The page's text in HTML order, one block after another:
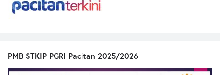
PMB STKIP PGRI Pacitan 2025/2026